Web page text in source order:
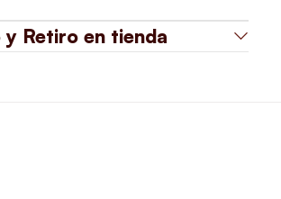
y Retiro en tienda